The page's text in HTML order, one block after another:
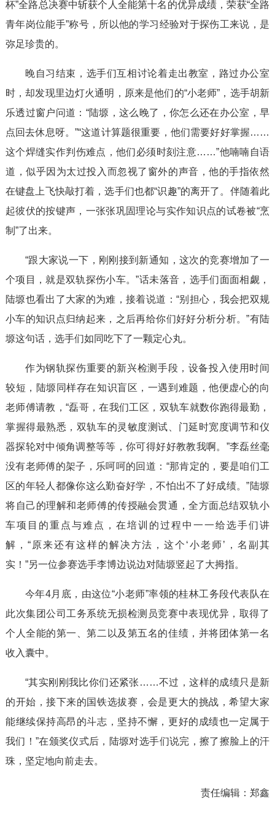
杯”全路总决赛中斩获个人全能第十名的优异成绩，荣获“全路
青年岗位能手”称号，所以他的学习经验对于探伤工来说，是
弥足珍贵的。
晚自习结束，选手们互相讨论着走出教室，路过办公室
时，却发现里边灯火通明，原来是他们的“小老师”，选手胡新
乐透过窗户问道：“陆塬，这么晚了，你怎么还在办公室，早
点回去休息呀。”“这道计算题很重要，他们需要好好掌握……
这个焊缝实作判伤难点，他们必须时刻注意……”他喃喃自语
道，似乎因为太过投入而忽视了窗外的声音，他的手指依然
在键盘上飞快敲打着，选手们也都“识趣”的离开了。伴随着此
起彼伏的按键声，一张张巩固理论与实作知识点的试卷被“烹
制”了出来。
“跟大家说一下，刚刚接到新通知，这次的竞赛增加了一
个项目，就是双轨探伤小车。”话未落音，选手们面面相觑，
陆塬也看出了大家的为难，接着说道：“别担心，我会把双规
小车的知识点归纳起来，之后再给你们好好分析分析。”有陆
塬这句话，选手们如同吃下了一颗定心丸。
作为钢轨探伤重要的新兴检测手段，设备投入使用时间
较短，陆塬同样存在知识盲区，一遇到难题，他便虚心的向
老师傅请教，“磊哥，在我们工区，双轨车就数你跑得最勤，
掌握得最熟悉，双轨车的灵敏度测试、门延时宽度调节和仪
器探轮对中倾角调整等等，你可得好好教教我啊。”李磊丝毫
没有老师傅的架子，乐呵呵的回道：“那肯定的，要是咱们工
区的年轻人都像你这么勤奋好学，不怕出不了好成绩。”陆塬
将自己的理解和老师傅的传授融会贯通，全方面总结双轨小
车项目的重点与难点，在培训的过程中一一给选手们讲
解，“原来还有这样的解决方法，这个‘小老师’，名副其
实！”另一位参赛选手李博边说边对陆塬竖起了大拇指。
今年4月底，由这位“小老师”率领的桂林工务段代表队在
此次集团公司工务系统无损检测员竞赛中表现优异，取得了
个人全能的第一、第二以及第五名的佳绩，并将团体第一名
收入囊中。
“其实刚刚我比你们还紧张……不过，这样的成绩只是新
的开始，接下来的国铁选拔赛，会是更大的挑战，希望大家
能继续保持高昂的斗志，坚持不懈，更好的成绩也一定属于
我们！”在颁奖仪式后，陆塬对选手们说完，擦了擦脸上的汗
珠，坚定地向前走去。
责任编辑：郑鑫